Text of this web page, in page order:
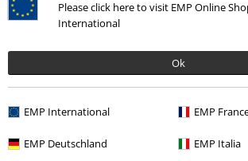
Please click here to visit EMP Online
International
Ok
EMP International EMP
EMP Deutschland EMP Italia
PVC € 29,99
Manches